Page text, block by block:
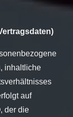
inhaltliche
auf
der die